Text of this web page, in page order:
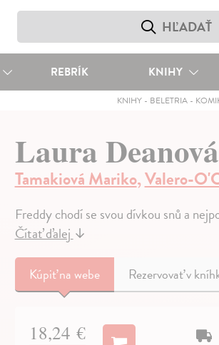
REBRÍK KNIHY
KNIHY- BELETRIA-
Laura
Tamakiová Mariko,Valero-
Freddy chodí se svou dívkou snů a
Čítať ďalej↓
Kúpiťna webe Rezervovať v
18,24 €